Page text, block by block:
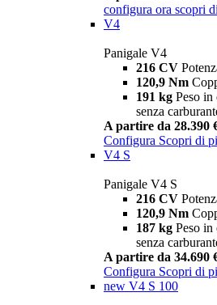
configura ora scopri
V4
Panigale V4
216 CV
120,9 Nm
191 kg Peso in
senza
A partire da 28.390
Configura Scopri di
V4 S
Panigale V4 S
216 CV
120,9 Nm
187 kg Peso in
senza
A partire da 34.690
Configura Scopri di
new V4 S 100